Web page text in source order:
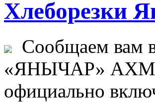
Хлеборезки
Сообщаем вам
«ЯНЫЧАР» АХМ-
официально